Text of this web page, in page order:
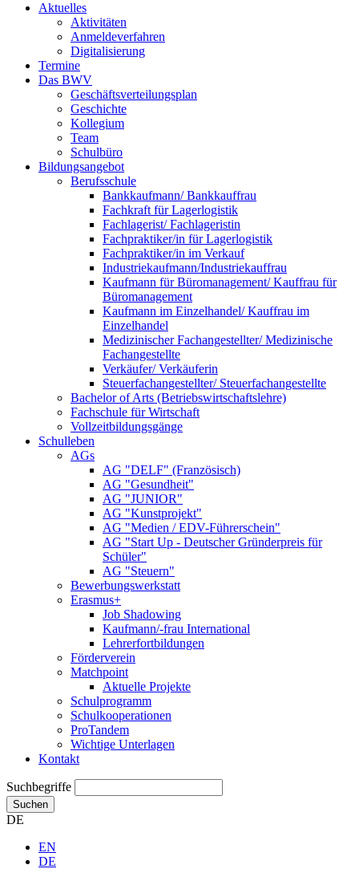
Aktuelles
Aktivitäten
Anmeldeverfahren
Digitalisierung
Termine
Das BWV
Geschäftsverteilungsplan
Geschichte
Kollegium
Team
Schulbüro
Bildungsangebot
Berufsschule
Bankkaufmann/ Bankkauffrau
Fachkraft für Lagerlogistik
Fachlagerist/ Fachlageristin
Fachpraktiker/in für Lagerlogistik
Fachpraktiker/in im Verkauf
Industriekaufmann/Industriekauffrau
Kaufmann für Büromanagement/ Kauffrau für
Büromanagement
Kaufmann im Einzelhandel/ Kauffrau im
Einzelhandel
Medizinischer Fachangestellter/ Medizinische
Fachangestellte
Verkäufer/ Verkäuferin
Steuerfachangestellter/ Steuerfachangestellte
Bachelor of Arts (Betriebswirtschaftslehre)
Fachschule für Wirtschaft
Vollzeitbildungsgänge
Schulleben
AGs
AG "DELF" (Französisch)
AG "Gesundheit"
AG "JUNIOR"
AG "Kunstprojekt"
AG "Medien / EDV-Führerschein"
AG "Start Up - Deutscher Gründerpreis für
Schüler"
AG "Steuern"
Bewerbungswerkstatt
Erasmus+
Job Shadowing
Kaufmann/-frau International
Lehrerfortbildungen
Förderverein
Matchpoint
Aktuelle Projekte
Schulprogramm
Schulkooperationen
ProTandem
Wichtige Unterlagen
Kontakt
Suchbegriffe
Suchen
DE
EN
DE